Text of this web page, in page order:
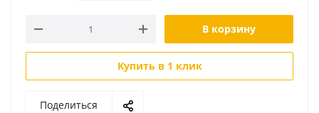
В корзину
Купить в 1 клик
Поделиться